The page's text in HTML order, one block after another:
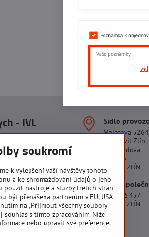
- IVL Sídlo
Malotova 5264
Areál Svit Zlín
113. budova
1. patro
760 01 ZLÍN
Sídlo
U Hřiště 457
760 01 ZLÍN
soukromí
k vylepšení vaší návštěvy tohoto
a ke shromažďování údajů o jeho
použít nástroje a služby třetích stran
být přenášena partnerům v EU, USA
na „Přijmout všechny soubory
souhlas s tímto zpracováním. Níže
nebo upravit své preference.